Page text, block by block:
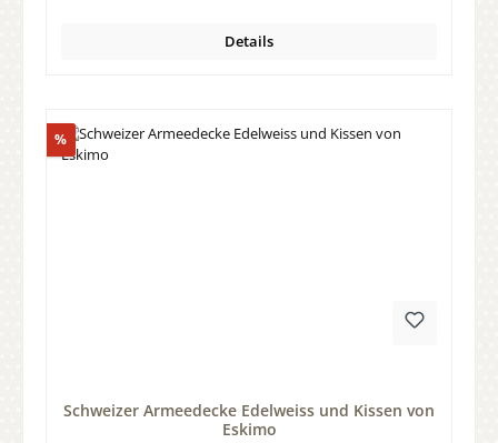
Details
%Rabatt
Schweizer Armeedecke Edelweiss und Kissen von
Eskimo